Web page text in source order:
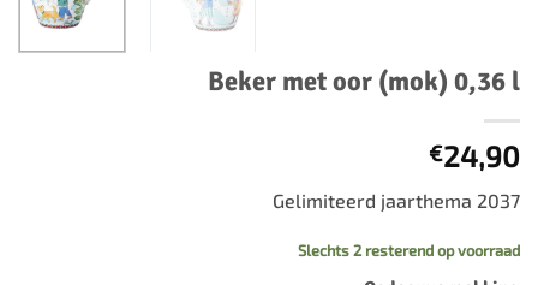
Beker met oor (mok) 0,36 l
€24,90
Gelimiteerd jaarthema 2037
Slechts 2 resterend op voorraad